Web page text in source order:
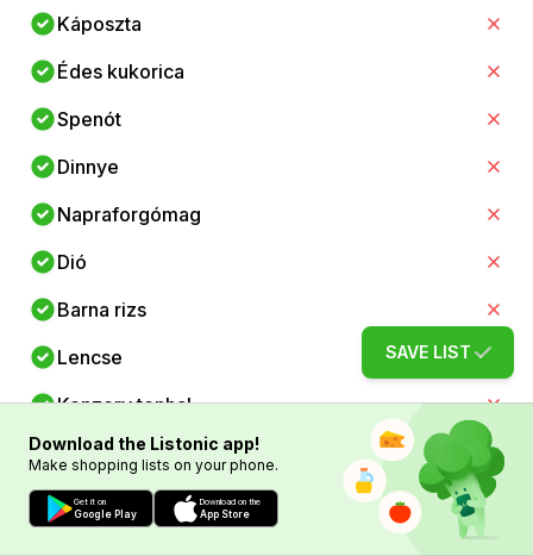
Káposzta
Édes kukorica
Spenót
Dinnye
Napraforgómag
Dió
Barna rizs
Lencse
Konzerv tonhal
Tojás
Csirkecomb
SAVE LIST
Download the Listonic app!
Make shopping lists on your phone.
Get it on
Google Play
Download on the
App Store